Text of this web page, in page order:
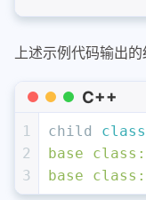
38
40
41
42
43
44
int main()
Child
    c.
func
    c.
    c.
return
上述示例代码输出的
C++
1
2
3
child class
base
base